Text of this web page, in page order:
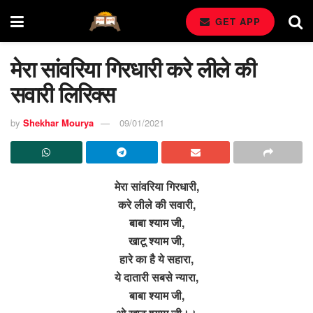
GET APP
मेरा सांवरिया गिरधारी करे लीले की
सवारी लिरिक्स
by Shekhar Mourya 09/01/2021
मेरा सांवरिया गिरधारी,
करे लीले की सवारी,
बाबा श्याम जी,
खाटू श्याम जी,
हारे का है ये सहारा,
ये दातारी सबसे न्यारा,
बाबा श्याम जी,